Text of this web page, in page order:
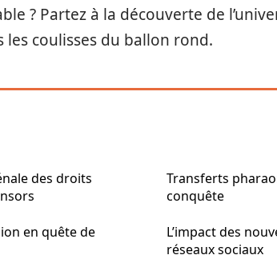
? Partez à la découverte de
les coulisses du ballon rond.
des droits
en quête de
Transferts
conquête
L’impact des
réseaux sociaux